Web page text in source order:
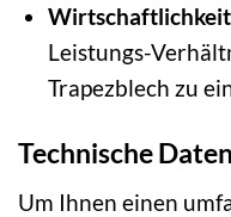
Leistungs-
Trapezblech zu
Technische
Um Ihnen einen